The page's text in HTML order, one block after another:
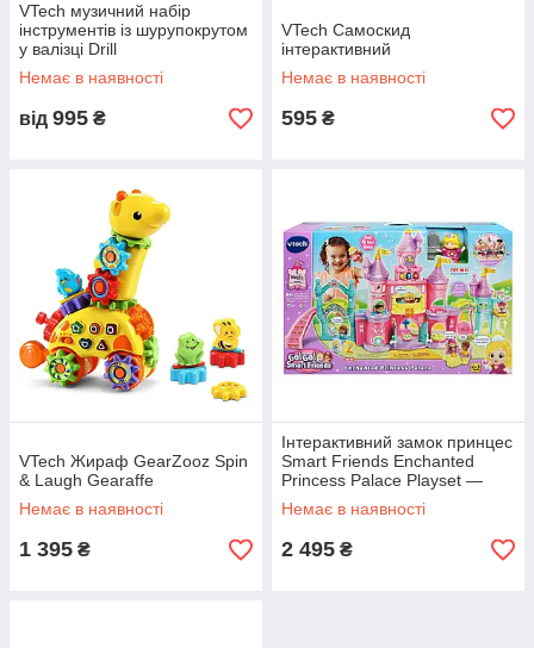
VTech музичний набір
інструментів із шурупокрутом
у валізці Drill
Немає в наявності
від 995 ₴
VTech Самоскид
інтерактивний
Немає в наявності
595 ₴
VTech Жираф GearZooz Spin
& Laugh Gearaffe
Немає в наявності
1 395 ₴
Інтерактивний замок принцес
Smart Friends Enchanted
Princess Palace Playset —
VTech Go! Go!
Немає в наявності
2 495 ₴